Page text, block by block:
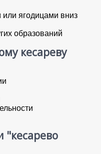
ягодицами вниз
образований
кесареву
"кесарево